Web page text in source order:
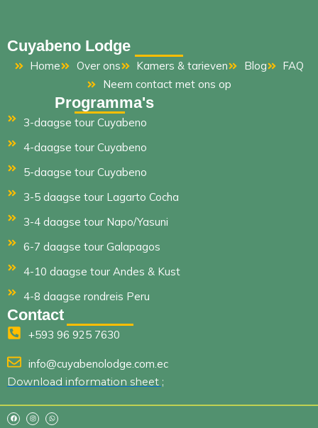
Cuyabeno Lodge
Home Over ons Kamers & tarieven Blog
FAQ
Neem contact met ons op
Programma's
3-daagse tour Cuyabeno
4-daagse tour Cuyabeno
5-daagse tour Cuyabeno
3-5 daagse tour Lagarto Cocha
3-4 daagse tour Napo/Yasuni
6-7 daagse tour Galapagos
4-10 daagse tour Andes & Kust
4-8 daagse rondreis Peru
Contact
+593 96 925 7630
info@cuyabenolodge.com.ec
Download information sheet ;
F
a
c
I
n
s
W
h
a